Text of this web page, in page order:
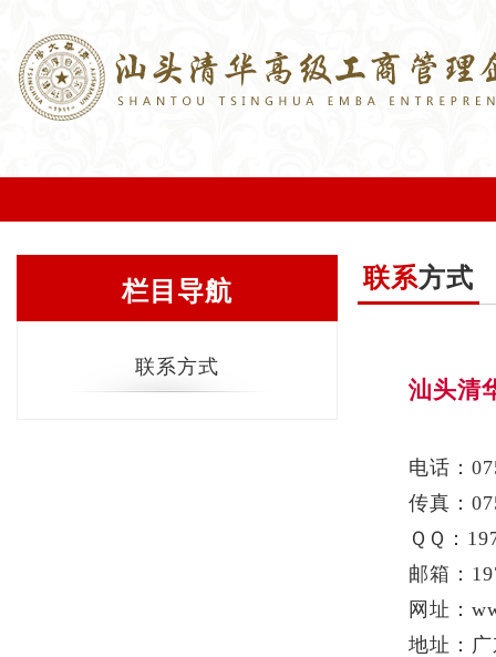
栏目导航
联系方式
联系方式
汕头清
电话：
传真：
ＱＱ：
邮箱：
网址：
地址：